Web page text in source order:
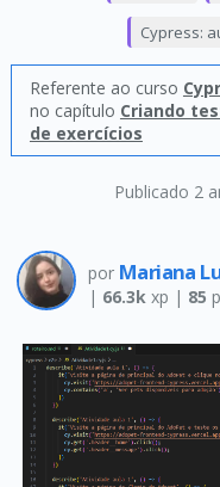
Publicado 2
Cypress:
Referente ao curso
no capítulo Criando
de exercícios
por Mariana
| 66.3kxp | 85